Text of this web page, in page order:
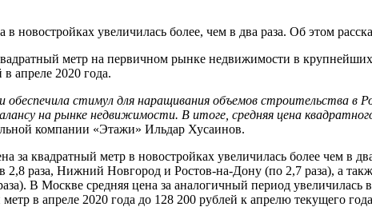
новостройках увеличилась более, чем в два раза. Об этом
метр на первичном рынке недвижимости в
апреле 2020 года.
стимул для наращивания объемов строительства в
на рынке недвижимости. В итоге, средняя цена
компании «Этажи» Ильдар Хусаинов.
за квадратный метр в новостройках увеличилась более чем в
раза, Нижний Новгород и Ростов-на-Дону (по 2,7 раза), а
В Москве средняя цена за аналогичный период
в апреле 2020 года до 128 200 рублей к апрелю текущего